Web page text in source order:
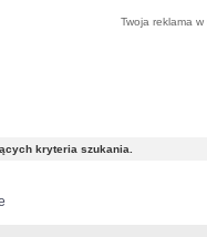
Twoja reklama
kryteria szukania.